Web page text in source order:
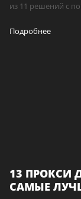
из 11 решений с
Подробнее
13 ПРОКСИ
САМЫЕ